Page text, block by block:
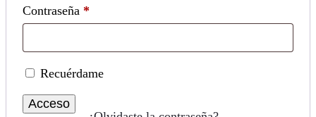
Contraseña *
Recuérdame
Acceso